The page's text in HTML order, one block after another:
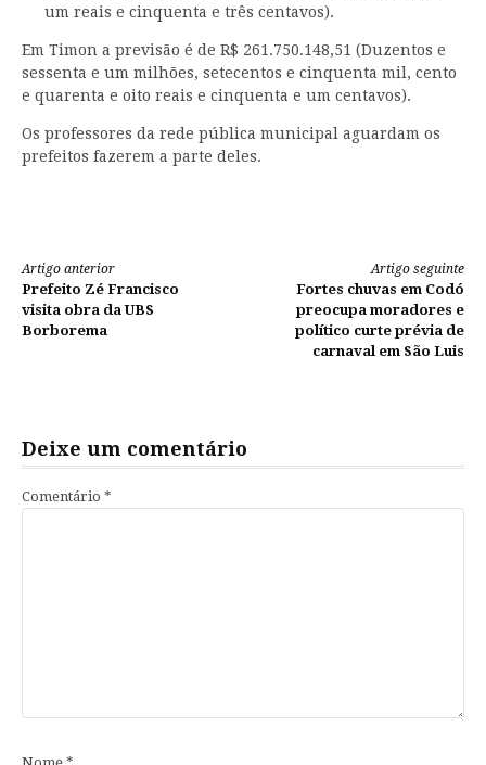
um reais e cinquenta e três centavos).
Em Timon a previsão é de R$ 261.750.148,51 (Duzentos e
sessenta e um milhões, setecentos e cinquenta mil, cento
e quarenta e oito reais e cinquenta e um centavos).
Os professores da rede pública municipal aguardam os
prefeitos fazerem a parte deles.
Continue
lendo
Artigo anterior
Prefeito Zé Francisco
visita obra da UBS
Borborema
Artigo seguinte
Fortes chuvas em Codó
preocupa moradores e
político curte prévia de
carnaval em São Luis
Deixe um comentário
Comentário *